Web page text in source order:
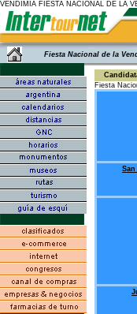
VENDIMIA FIESTA NACIONAL DE LA
Fiesta Nacional de la
Fiesta